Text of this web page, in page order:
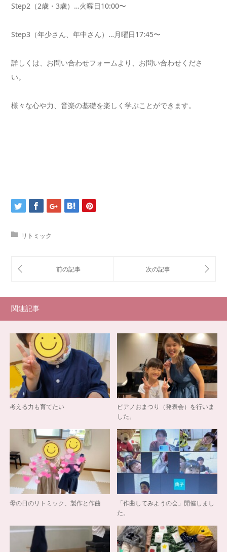
Step2（2歳・3歳）…火曜日10:00〜
Step3（年少さん、年中さん）…月曜日17:45〜
詳しくは、お問い合わせフォームより、お問い合わせくださ
い。
様々な心や力、音楽の基礎を楽しく学ぶことができます。
リトミック
関連記事
考える力も育てたい
ピアノおまつり（発表会）を行いま
した。
母の日のリトミック、製作と作曲
「作曲してみようの会」開催しまし
た。